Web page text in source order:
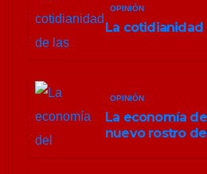
OPINIÓN
La cotidianidad
OPINIÓN
La economía
nuevo rostro